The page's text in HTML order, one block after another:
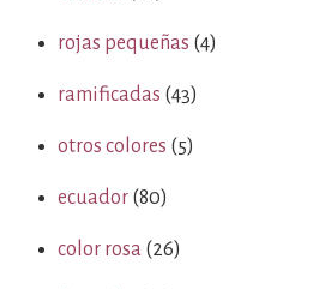
rojas pequeñas (4)
ramificadas (43)
otros colores (5)
ecuador (80)
color rosa (26)